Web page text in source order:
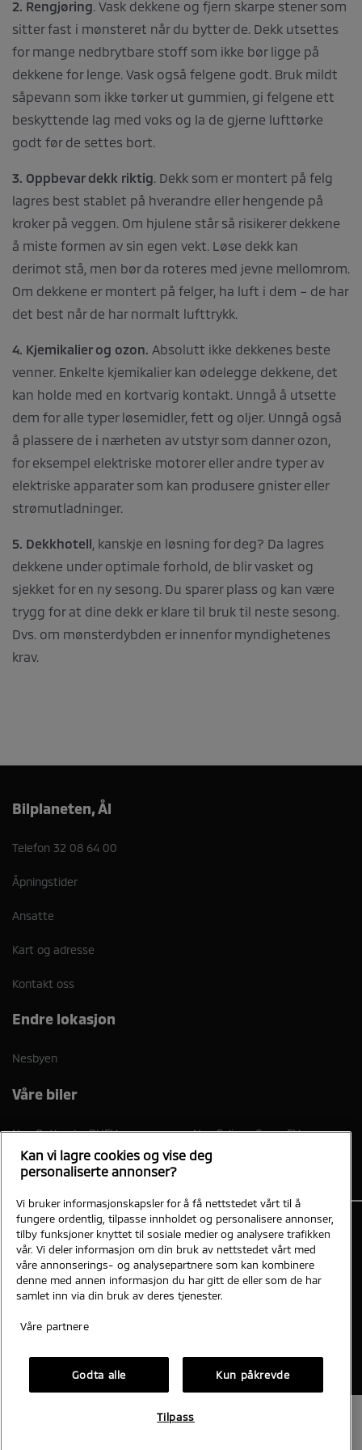
2. Rengjøring. Vask dekkene og fjern skarpe stener som
sitter fast i mønsteret når du bytter de. Dekk utsettes
for mange nedbrytbare stoff som ikke bør ligge på
dekkene for lenge. Vask også felgene godt. Bruk mildt
såpevann som ikke tørker ut gummien, gi felgene ett
beskyttende lag med voks og la de gjerne lufttørke
godt før de settes bort.
3. Oppbevar dekk riktig. Dekk som er montert på felg
lagres best stablet på hverandre eller hengende på
kroker på veggen. Om hjulene står så risikerer dekkene
å miste formen av sin egen vekt. Løse dekk kan
derimot stå, men bør da roteres med jevne mellomrom.
Om dekkene er montert på felger, ha luft i dem – de har
det best når de har normalt lufttrykk.
4. Kjemikalier og ozon. Absolutt ikke dekkenes beste
venner. Enkelte kjemikalier kan ødelegge dekkene, det
kan holde med en kortvarig kontakt. Unngå å utsette
dem for alle typer løsemidler, fett og oljer. Unngå også
å plassere de i nærheten av utstyr som danner ozon,
for eksempel elektriske motorer eller andre typer av
elektriske apparater som kan produsere gnister eller
strømutladninger.
5. Dekkhotell, kanskje en løsning for deg? Da lagres
dekkene under optimale forhold, de blir vasket og
sjekket for en ny sesong. Du sparer plass og kan være
trygg for at dine dekk er klare til bruk til neste sesong.
Dvs. om mønsterdybden er innenfor myndighetenes
krav.
Bilplaneten, Ål
Telefon 32 08 64 00
Åpningstider
Ansatte
Kart og adresse
Kontakt oss
Endre lokasjon
Nesbyen
Våre biler
Nye Outlander PHEV Nye Eclipse Cross EV
Bilplaneten, Ål
Sundrevegen 170 3570 ÅL
Vi tar forbehold om skrivefeil, feil på innhold og priser.
Kan vi lagre cookies og vise deg
personaliserte annonser?
Vi bruker informasjonskapsler for å få nettstedet vårt til å
fungere ordentlig, tilpasse innholdet og personalisere annonser,
tilby funksjoner knyttet til sosiale medier og analysere trafikken
vår. Vi deler informasjon om din bruk av nettstedet vårt med
våre annonserings- og analysepartnere som kan kombinere
denne med annen informasjon du har gitt de eller som de har
samlet inn via din bruk av deres tjenester.
Våre partnere
Godta alle Kun påkrevde
Tilpass